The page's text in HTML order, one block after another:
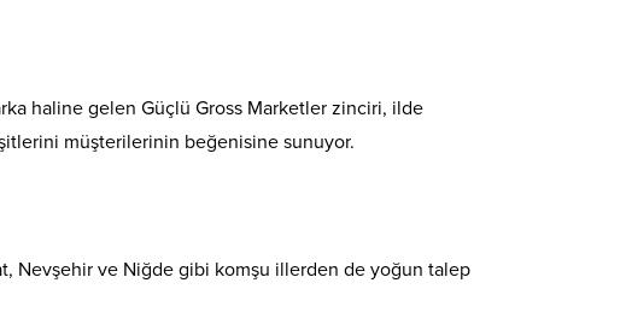
haline gelen Güçlü Gross Marketler zinciri, ilde
müşterilerinin beğenisine sunuyor.
Nevşehir ve Niğde gibi komşu illerden de yoğun talep